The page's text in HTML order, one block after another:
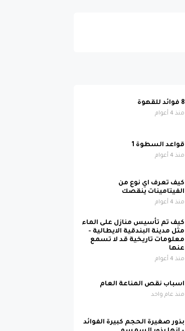
8 فوائد للقهوة
منذ 4 أعوام
قواعد السطوة 1
منذ 4 أعوام
كيف تعرف اي نوع من
الفيتامينات ينقصك
منذ 4 أعوام
كيف تم تأسيس منازل على الماء
مثل مدينة البندقية الايطالية -
معلومات تاريخية قد لا تسمع
عنها
منذ 4 أعوام
اسباب نقص المناعة العام
منذ عام واحد
بذور صغيرة الحجم كبيرة الفوائد